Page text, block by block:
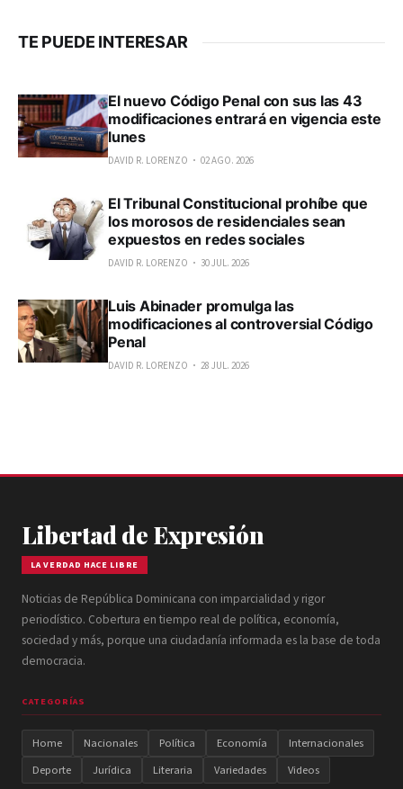
TE PUEDE INTERESAR
El nuevo Código Penal con sus las 43
modificaciones entrará en vigencia este
lunes
DAVID R. LORENZO 02 AGO. 2026
El Tribunal Constitucional prohíbe que
los morosos de residenciales sean
expuestos en redes sociales
DAVID R. LORENZO 30 JUL. 2026
Luis Abinader promulga las
modificaciones al controversial Código
Penal
DAVID R. LORENZO 28 JUL. 2026
Libertad de Expresión
LA VERDAD HACE LIBRE
Noticias de República Dominicana con imparcialidad y rigor
periodístico. Cobertura en tiempo real de política, economía,
sociedad y más, porque una ciudadanía informada es la base de toda
democracia.
CATEGORÍAS
Home Nacionales Política Economía
Internacionales
Deporte
Jurídica Literaria Variedades Videos